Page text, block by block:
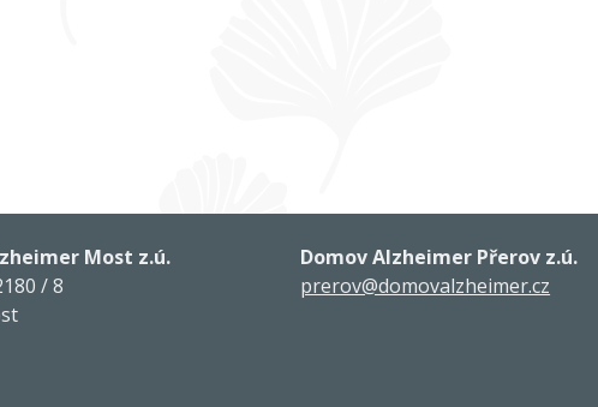
Most z.ú.
/ 8
Domov Alzheimer Přerov z.ú.
prerov@domovalzheimer.cz